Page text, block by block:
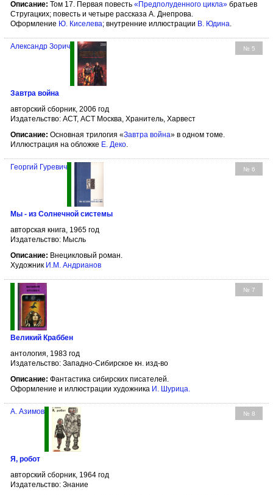
Описание: Том 17. Первая повесть «Предполуденного цикла» братьев
Стругацких; повесть и четыре рассказа А. Днепрова.
Оформление Ю. Киселева; внутренние иллюстрации В. Юдина.
№ 5
Александр Зорич
Завтра война
авторский сборник, 2006 год
Издательство: АСТ, АСТ Москва, Хранитель, Харвест
Описание: Основная трилогия «Завтра война» в одном томе.
Иллюстрация на обложке Е. Деко
№ 6
Георгий Гуревич
Мы - из Солнечной системы
авторская книга, 1965 год
Издательство: Мысль
Описание: Внецикловый роман.
Художник И.М. Андрианов
№ 7
Великий Краббен
антология, 1983 год
Издательство: Западно-Сибирское кн. изд-во
Описание: Фантастика сибирских писателей.
Оформление и иллюстрации художника И. Шурица.
№ 8
А. Азимов
Я, робот
авторский сборник, 1964 год
Издательство: Знание